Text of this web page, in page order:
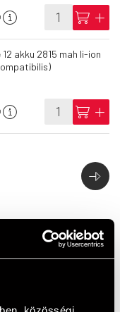
info cart add
akku 2815 mah li-ion
info cart add